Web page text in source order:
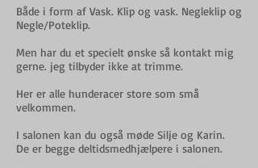
Både i form af Vask. Klip og vask. Negleklip og
Negle/Poteklip.
Men har du et specielt ønske så kontakt mig
gerne. jeg tilbyder ikke at trimme.
Her er alle hunderacer store som små
velkommen.
I salonen kan du også møde Silje og Karin.
De er begge deltidsmedhjælpere i salonen.